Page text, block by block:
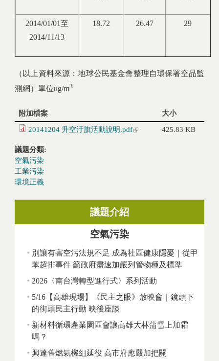
2014/01/01至
2014/11/13
18.72 26.47 29
（以上資料來源：地球公民基金會整理自環保署空品監
測網）單位ug/m3
附加檔案 大小
20141204 升空汙旗活動說明.pdf(link is external)425.83 KB
議題分類:
空氣污染
工業污染
環境正義
議題介紹
空氣污染
別讓有害空污法規不足 成為社區健康隱憂｜從甲
苯超排事件 籲政府盡速加嚴列管物種及標準
2026〈南台灣轉型進行式〉系列活動
5/16【高雄現場】《民主之眼》放映會｜鏡頭下
的街頭民主行動 映後座談
新材料循環產業園區會讓高雄大林蒲雪上加霜
嗎？
興達舊燃氣機組延役 高市府應嚴加把關